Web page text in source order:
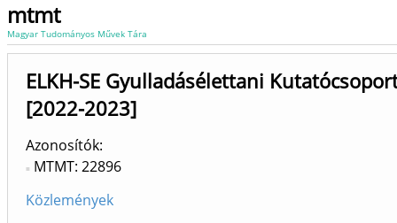
mtmt
Magyar Tudományos Művek Tára
ELKH-SE Gyulladásélettani
[2022-2023]
Azonosítók
MTMT: 22896
Közlemények